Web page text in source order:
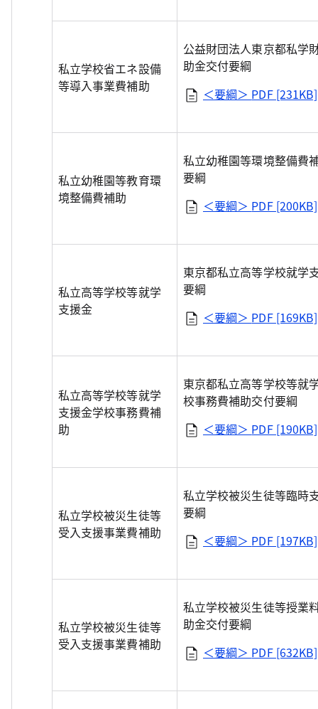
私立学校省エネ設備
等導入事業費補助
公益財団法人東京都私学
助金交付要綱
＜要綱＞ PDF [231KB]
私立幼稚園等教育環
境整備費補助
私立幼稚園等環境整備費
要綱
＜要綱＞ PDF [200KB]
私立高等学校等就学
支援金
東京都私立高等学校就学
要綱
＜要綱＞ PDF [169KB]
私立高等学校等就学
支援金学校事務費補
助
東京都私立高等学校等就
校事務費補助交付要綱
＜要綱＞ PDF [190KB]
私立学校被災生徒等
受入支援事業費補助
私立学校被災生徒等臨時
要綱
＜要綱＞ PDF [197KB]
私立学校被災生徒等
受入支援事業費補助
私立学校被災生徒等授業
助金交付要綱
＜要綱＞ PDF [632KB]